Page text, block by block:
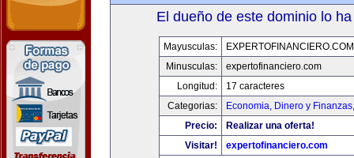
El dueño de este dominio lo
Mayusculas:
EXPERTOFINANCIERO.COM
Minusculas:
expertofinanciero.com
Longitud:
17 caracteres
Categorias:
Economia, Dinero y Finanzas
Precio:
Realizar una oferta!
Visitar!
expertofinanciero.com